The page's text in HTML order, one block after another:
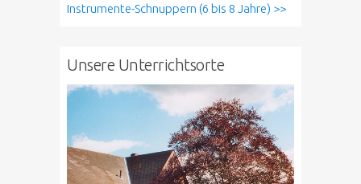
Instrumente-Schnuppern (6 bis 8 Jahre) >>
Unsere Unterrichtsorte